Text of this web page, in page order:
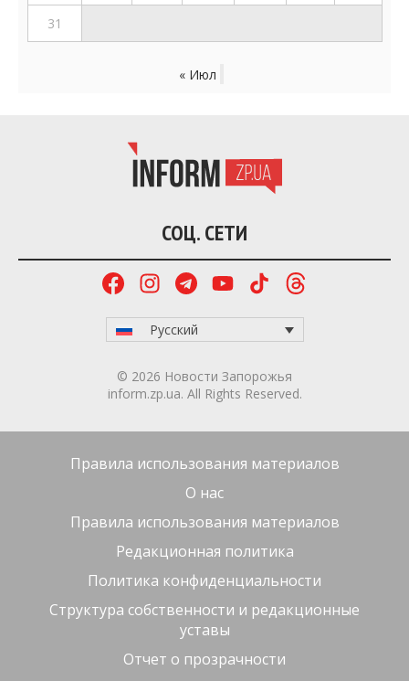
31
« Июл
СОЦ. СЕТИ
Русский
© 2026 Новости Запорожья
inform.zp.ua. All Rights Reserved.
Правила использования материалов
О нас
Правила использования материалов
Редакционная политика
Политика конфиденциальности
Структура собственности и редакционные
уставы
Отчет о прозрачности